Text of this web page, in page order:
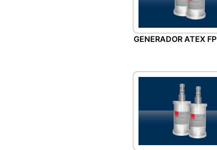
GENERADOR ATEX